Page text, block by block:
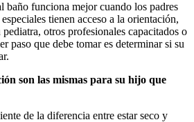
baño funciona mejor cuando los padres
tienen acceso a la orientación,
otros profesionales capacitados o
paso que debe tomar es determinar si su
son las mismas para su hijo que
de la diferencia entre estar seco y